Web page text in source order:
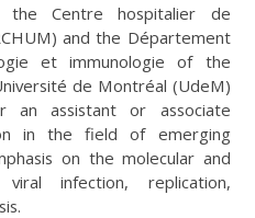
the Centre hospitalier de
and the Département
et immunologie of the
de Montréal (UdeM)
an assistant or associate
in the field of emerging
on the molecular and
infection, replication,